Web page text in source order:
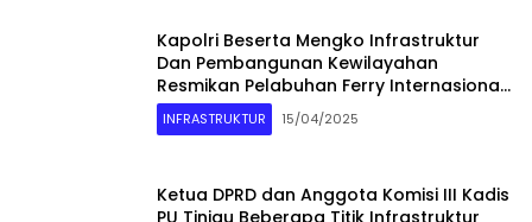
Kapolri Beserta Mengko Infrastruktur
Dan Pembangunan Kewilayahan
Resmikan Pelabuhan Ferry Internasional
Gold Coast Bengkong
INFRASTRUKTUR 15/04/2025
Ketua DPRD dan Anggota Komisi III Kadis
PU Tinjau Beberapa Titik Infrastruktur